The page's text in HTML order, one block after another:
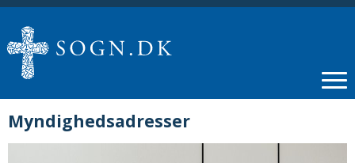
Myndighedsadresser